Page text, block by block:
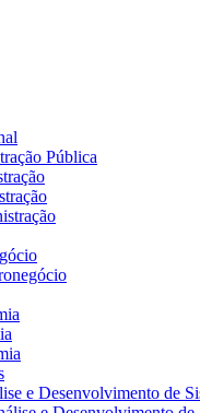
Pública
e Desenvolvimento de